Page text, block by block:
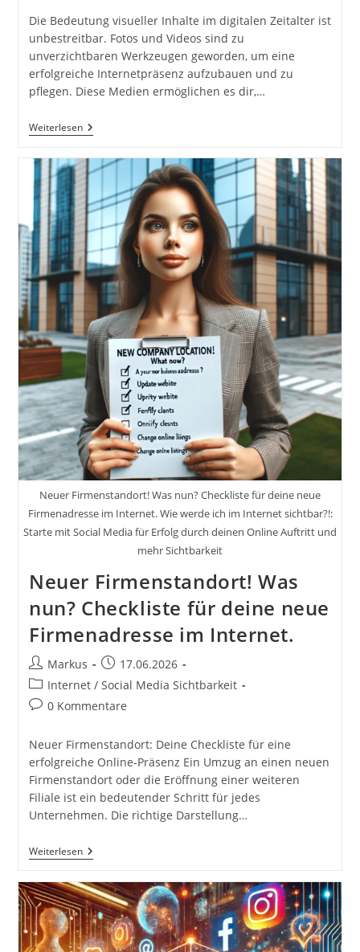
Die Bedeutung visueller Inhalte im digitalen Zeitalter ist
unbestreitbar. Fotos und Videos sind zu
unverzichtbaren Werkzeugen geworden, um eine
erfolgreiche Internetpräsenz aufzubauen und zu
pflegen. Diese Medien ermöglichen es dir,…
WeiterlesenFotos
Und
Für
Deine
Internetpräsenz
Erstellen
Und
Verwenden
Neuer Firmenstandort! Was nun? Checkliste für deine neue
Firmenadresse im Internet. Wie werde ich im Internet sichtbar?!:
Starte mit Social Media für Erfolg durch deinen Online Auftritt und
mehr Sichtbarkeit
Neuer Firmenstandort! Was
nun? Checkliste für deine neue
Firmenadresse im Internet.
Beitrags-
Autor:
Markus
Beitrag
veröffentlicht:
17.06.2026
Beitrags-
Kategorie:
Internet / Social Media Sichtbarkeit
Beitrags-
0 Kommentare
Neuer Firmenstandort: Deine Checkliste für eine
erfolgreiche Online-Präsenz Ein Umzug an einen neuen
Firmenstandort oder die Eröffnung einer weiteren
Filiale ist ein bedeutender Schritt für jedes
Unternehmen. Die richtige Darstellung…
WeiterlesenNeuer
Firmenstandort!
Nun?
Checkliste
Für
Deine
Neue